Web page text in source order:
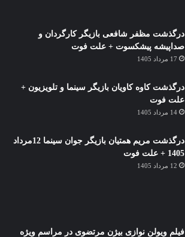
درگذشت مظفر شافعی بازیگر کارگردان و
صداپیشه پیشکسوت + علت فوت
17 مرداد 1405
درگذشت کاوه کاویان بازیگر سینما و تلویزیون +
علت فوت
14 مرداد 1405
درگذشت مریم همتیان بازیگر جوان سینما 12مرداد
1405 + علت فوت
12 مرداد 1405
فیلم ویولن نوازی بیژن مرتضوی در مراسم ویژه